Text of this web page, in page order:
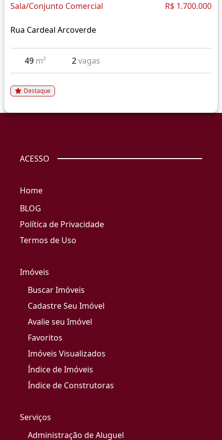
Sala/Conjunto Comercial R$ 1.700.000
Rua Cardeal Arcoverde
49 m² 2vagas
Destaque
ACESSO
Home
BLOG
Política de Privacidade
Termos de Uso
Imóveis
Buscar Imóveis
Cadastre Seu Imóvel
Avalie seu Imóvel
Favoritos
Imóveis Visualizados
Índice de Imóveis
Índice de Construtoras
Serviços
Administração de Aluguel